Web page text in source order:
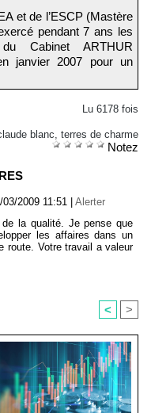
et de l’ESCP (Mastère
pendant 7 ans les
Cabinet ARTHUR
janvier 2007 pour un
Lu 6178 fois
blanc, terres de charme
Notez
03/2009 11:51
Alerter
la qualité. Je pense que
les affaires dans un
route. Votre travail a valeur
< >